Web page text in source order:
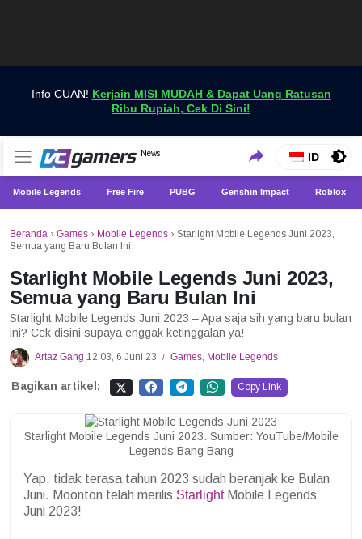
Info CUAN! Kerjain MISI MUDAH & Dapat Uang Ratusan
Ribu Rupiah, Cek Di Sini!
VCGamers News
News
Dapatkan Berita Games Terbaru Hanya di VCGamers
ID
Mobile Legends Free Fire PUBG Genshin Impact Roblox
Beranda › Games › Mobile Legends › Starlight Mobile Legends Juni 2023,
Semua yang Baru Bulan Ini
Starlight Mobile Legends Juni 2023,
Semua yang Baru Bulan Ini
Starlight Mobile Legends Juni 2023 – Apa saja sih yang baru bulan
ini? Cek disini supaya enggak ketinggalan ya!
Artaz Gang 12:03, 6 Juni 23 / Games, Mobile Legends
Bagikan artikel: Copy Link
Starlight Mobile Legends Juni 2023. Sumber: YouTube/Mobile
Legends Bang Bang
Yap, tidak terasa tahun 2023 sudah beranjak ke Bulan
Juni. Moonton telah merilis StarlightMobile Legends
Juni 2023!